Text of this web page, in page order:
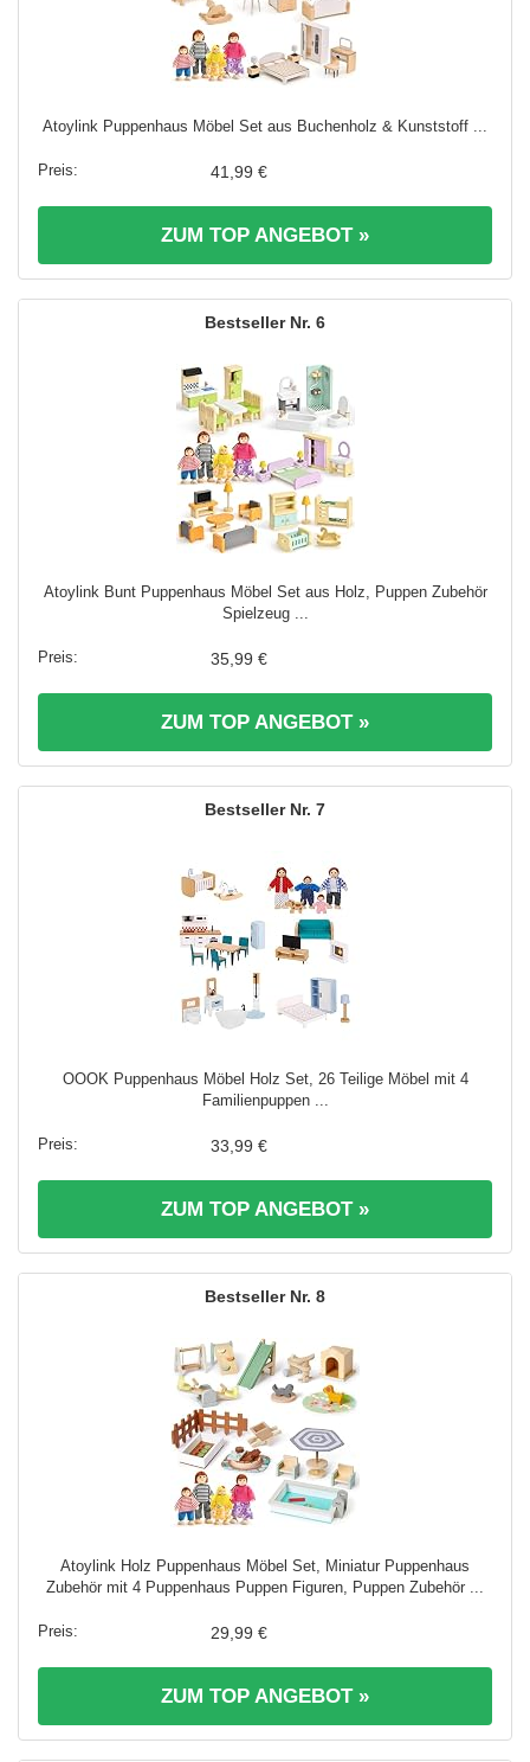
Atoylink Puppenhaus Möbel Set aus Buchenholz & Kunststoff ...
41,99 €
ZUM TOP ANGEBOT »
6
Atoylink Bunt Puppenhaus Möbel Set aus Holz, Puppen Zubehör
Spielzeug ...
35,99 €
ZUM TOP ANGEBOT »
7
OOOK Puppenhaus Möbel Holz Set, 26 Teilige Möbel mit 4
Familienpuppen ...
33,99 €
ZUM TOP ANGEBOT »
8
Atoylink Holz Puppenhaus Möbel Set, Miniatur Puppenhaus
Zubehör mit 4 Puppenhaus Puppen Figuren, Puppen Zubehör ...
29,99 €
ZUM TOP ANGEBOT »